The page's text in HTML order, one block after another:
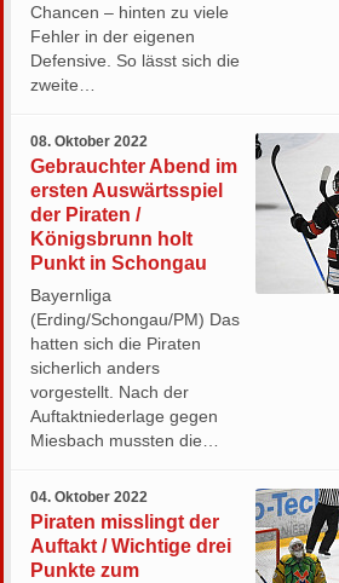
Chancen – hinten zu viele
Fehler in der eigenen
Defensive. So lässt sich die
zweite…
08. Oktober 2022
Gebrauchter Abend im
ersten Auswärtsspiel
der Piraten /
Königsbrunn holt
Punkt in Schongau
Bayernliga
(Erding/Schongau/PM) Das
hatten sich die Piraten
sicherlich anders
vorgestellt. Nach der
Auftaktniederlage gegen
Miesbach mussten die…
04. Oktober 2022
Piraten misslingt der
Auftakt / Wichtige drei
Punkte zum